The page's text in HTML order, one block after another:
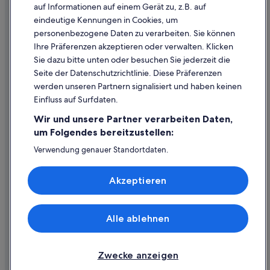
Wohnungen in Kornberg bei Riegersburg
Ferienparks in Paldau
Paldau Hotels
Lodges in Paldau
Private Ferienhäuser in Paldau
Wohnungen in Paldau
Pertlstein Hotels
Landhotels in Pertlstein
Aparthotels in Riegersburg
Ferienwohnungen in Riegersburg
Rechtliche Hinweise/Kontakt
Inhaltsrichtlinien und Melden von Inhalten
Hilfe
Hilfe
Rückerstattungsprozess und Zeitrahmen
Buchen Sie einen Flug mit einer Gutschrift bei der Fluggesellschaft
Internationale Reisedokumente
© 2026 Expedia, Inc., ein Unternehmen der Expedia Group. Alle Rechte
vorbehalten. Expedia und das Expedia-Logo sind Handelsmarken oder
auf Informationen auf einem Gerät zu, z.B. auf
eindeutige Kennungen in Cookies, um
personenbezogene Daten zu verarbeiten. Sie können
Ihre Präferenzen akzeptieren oder verwalten. Klicken
Sie dazu bitte unten oder besuchen Sie jederzeit die
Seite der Datenschutzrichtlinie. Diese Präferenzen
werden unseren Partnern signalisiert und haben keinen
Einfluss auf Surfdaten.
Wir und unsere Partner verarbeiten Daten,
um Folgendes bereitzustellen:
Verwendung genauer Standortdaten.
Speichern von oder Zugriff auf Informationen auf einem
Endgerät. Personalisierte Werbung und Inhalte, Messung
von Werbeleistung und der Performance von Inhalten,
Liste der Partner (Lieferanten)
Zwecke anzeigen
Alle ablehnen
Akzeptieren